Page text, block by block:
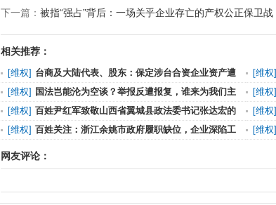
下一篇： 被指“强占”背后：一场关乎企业存亡的产权公正保卫战
相关推荐：
[维权] 台商及大陆代表、股东：保定涉台合资企业资产遭
侵占
[维权]
干预关
[维权] 国法岂能沦为空谈？举报反遭报复，谁来为我们主
持公道
[维权]
费以天
[维权] 百姓尹红军致敬山西省翼城县政法委书记张达宏的
一封公
[维权]
案件的
[维权] 百姓关注：浙江余姚市政府履职缺位，企业深陷工
[维权]
网友评论：